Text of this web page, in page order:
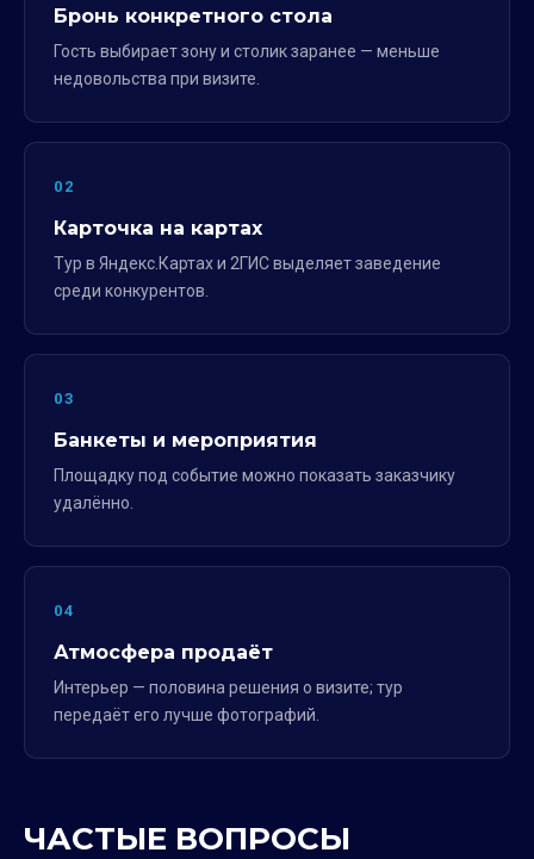
Бронь конкретного стола
Гость выбирает зону и столик заранее — меньше
недовольства при визите.
02
Карточка на картах
Тур в Яндекс.Картах и 2ГИС выделяет заведение
среди конкурентов.
03
Банкеты и мероприятия
Площадку под событие можно показать заказчику
удалённо.
04
Атмосфера продаёт
Интерьер — половина решения о визите; тур
передаёт его лучше фотографий.
ЧАСТЫЕ ВОПРОСЫ